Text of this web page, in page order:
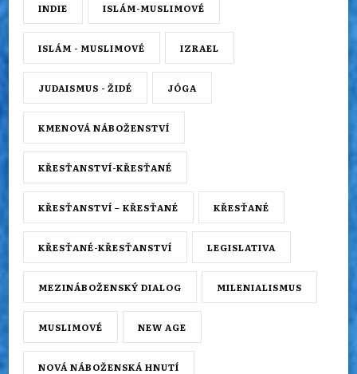
INDIE ISLÁM-MUSLIMOVÉ
ISLÁM - MUSLIMOVÉ IZRAEL
JUDAISMUS - ŽIDÉ JÓGA
KMENOVÁ NÁBOŽENSTVÍ
KŘESŤANSTVÍ-KŘESŤANÉ
KŘESŤANSTVÍ – KŘESŤANÉ KŘESŤANÉ
KŘESŤANÉ-KŘESŤANSTVÍ LEGISLATIVA
MEZINÁBOŽENSKÝ DIALOG MILENIALISMUS
MUSLIMOVÉ NEW AGE
NOVÁ NÁBOŽENSKÁ HNUTÍ